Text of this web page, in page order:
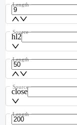
Length
hl2
Source
Length
close
Source
Length